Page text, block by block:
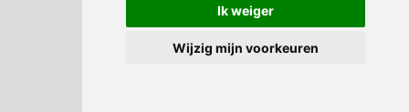
Ik weiger
Wijzig mijn voorkeuren